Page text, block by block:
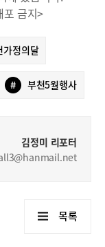
포 금지>
가정의달
# 부천5월행사
김정미 리포터
목록